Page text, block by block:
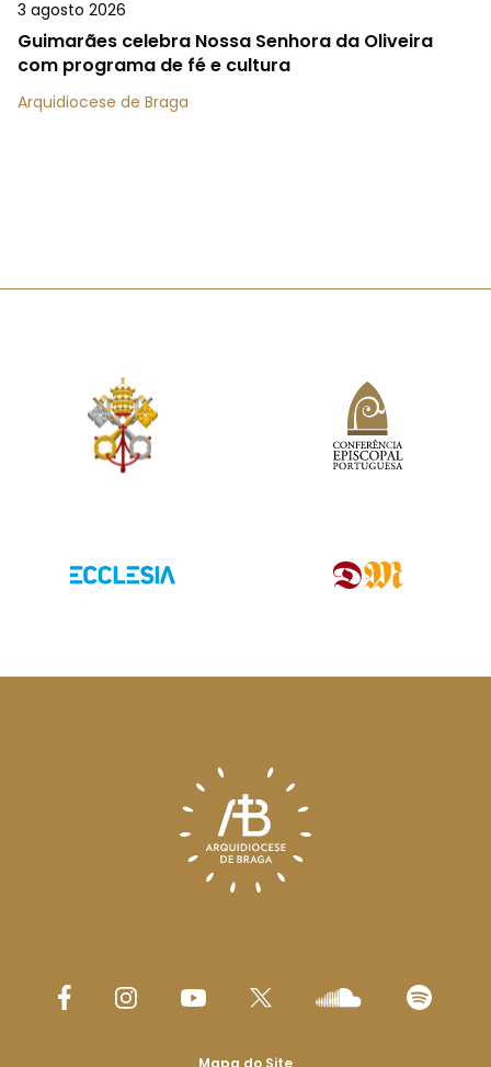
3 agosto 2026
Guimarães celebra Nossa Senhora da Oliveira
com programa de fé e cultura
Arquidiocese de Braga